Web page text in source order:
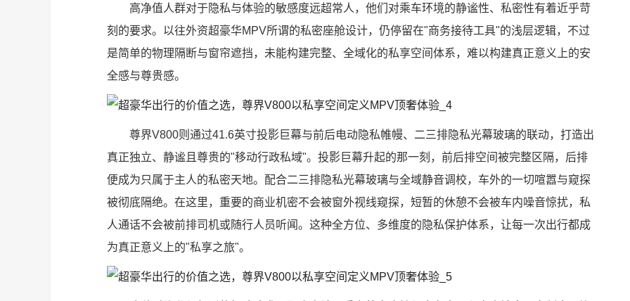
高净值人群对于隐私与体验的敏感度远超常人，他们对乘车环境的静谧性、私密性有着近乎苛
刻的要求。以往外资超豪华MPV所谓的私密座舱设计，仍停留在"商务接待工具"的浅层逻辑，不过
是简单的物理隔断与窗帘遮挡，未能构建完整、全域化的私享空间体系，难以构建真正意义上的安
全感与尊贵感。
尊界V800则通过41.6英寸投影巨幕与前后电动隐私帷幔、二三排隐私光幕玻璃的联动，打造出
真正独立、静谧且尊贵的"移动行政私域"。投影巨幕升起的那一刻，前后排空间被完整区隔，后排
便成为只属于主人的私密天地。配合二三排隐私光幕玻璃与全域静音调校，车外的一切喧嚣与窥探
被彻底隔绝。在这里，重要的商业机密不会被窗外视线窥探，短暂的休憩不会被车内噪音惊扰，私
人通话不会被前排司机或随行人员听闻。这种全方位、多维度的隐私保护体系，让每一次出行都成
为真正意义上的"私享之旅"。